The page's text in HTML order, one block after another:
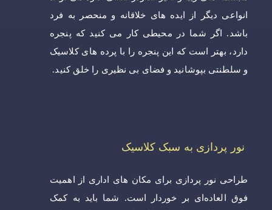
انواعی دیگر از ایده های خلاقانه و منحصر به فرد
باشد. اگر شما در محیطی کار می کنید که پنجره
دارد، بهتر است که این پنجره را با پرده های کلاسیک
و سلطنتی بپوشانید و فضای بی نظیری را خلق کنید.
نور پردازی به سبک کلاسیک
طراحی نور پردازی برای مکان های اداری از اهمیت
فوق العاده‌ای بر خوردار است. شما باید به کمک